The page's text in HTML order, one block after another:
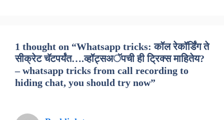
1 thought on “Whatsapp tricks: कॉल रेकॉर्डिंग ते
सीक्रेट चॅटपर्यंत….व्हॉट्सअॅपची ही ट्रिक्स माहितेय?
– whatsapp tricks from call recording to
hiding chat, you should try now”